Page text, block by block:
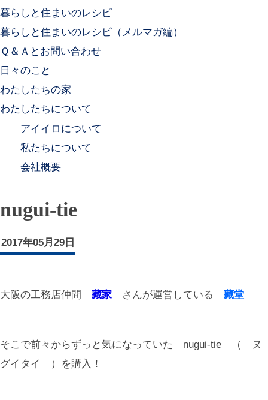
暮らしと住まいのレシピ
暮らしと住まいのレシピ（メルマガ編）
Ｑ＆Ａとお問い合わせ
日々のこと
わたしたちの家
わたしたちについて
アイイロについて
私たちについて
会社概要
nugui-tie
2017年05月29日
大阪の工務店仲間 藏家 さんが運営している 藏堂
そこで前々からずっと気になっていた nugui-tie （ ヌ
グイタイ ）を購入！